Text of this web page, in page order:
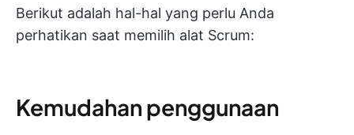
Berikut adalah hal-hal yang perlu Anda
perhatikan saat memilih alat Scrum:
Kemudahan penggunaan